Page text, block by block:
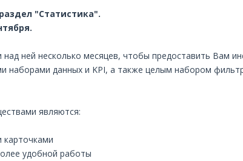
"Статистика".
ней несколько месяцев, чтобы предоставить Вам
наборами данных и KPI, а также целым набором
являются:
карточками
удобной работы